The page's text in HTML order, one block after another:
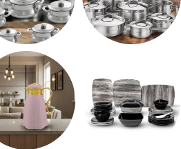
حلل المونيا